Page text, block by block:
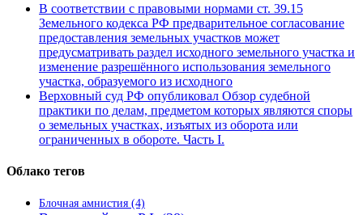
В соответствии с правовыми нормами ст. 39.15
Земельного кодекса РФ предварительное согласование
предоставления земельных участков может
предусматривать раздел исходного земельного участка и
изменение разрешённого использования земельного
участка, образуемого из исходного
Верховный суд РФ опубликовал Обзор судебной
практики по делам, предметом которых являются споры
о земельных участках, изъятых из оборота или
ограниченных в обороте. Часть I.
Облако тегов
Блочная амнистия (4)